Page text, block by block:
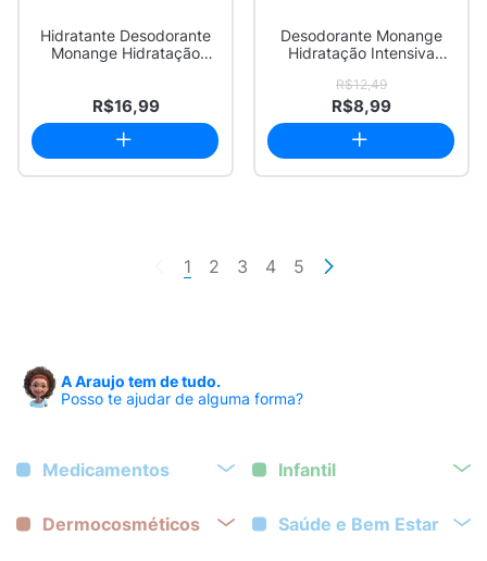
Hidratante Desodorante
Monange Hidratação
R$16,99
Desodorante Monange
Hidratação Intensiva
R$12,49
R$8,99
1 2 3 4 5
A Araujo tem de tudo.
Posso te ajudar de alguma forma?
Medicamentos Infantil
Dermocosméticos Saúde e Bem Estar